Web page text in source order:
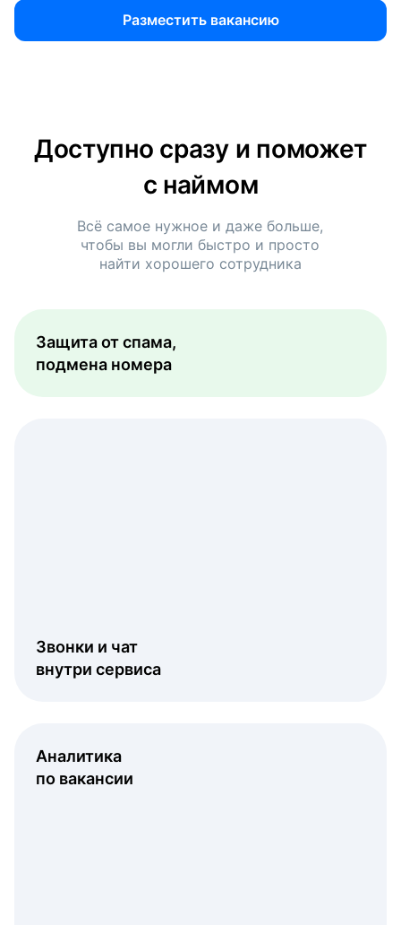
Разместить вакансию
Доступно сразу и поможет
с наймом
Всё самое нужное и даже больше,
чтобы вы могли быстро и просто
найти хорошего сотрудника
Защита от спама,
подмена номера
Звонки и чат
внутри сервиса
Аналитика
по вакансии